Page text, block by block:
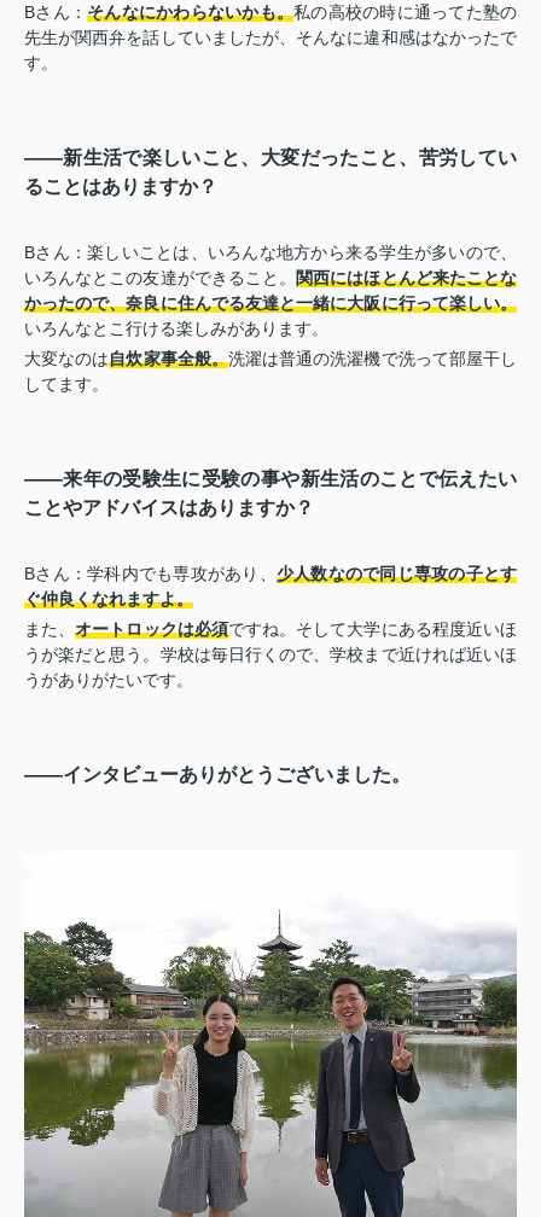
Bさん： そんなにかわらないかも。私の高校の時に通ってた塾の
先生が関西弁を話していましたが、そんなに違和感はなかったで
す。
――新生活で楽しいこと、大変だったこと、苦労してい
ることはありますか？
Bさん：楽しいことは、いろんな地方から来る学生が多いので、
いろんなとこの友達ができること。関西にはほとんど来たことな
かったので、奈良に住んでる友達と一緒に大阪に行って楽しい。
いろんなとこ行ける楽しみがあります。
大変なのは自炊家事全般。洗濯は普通の洗濯機で洗って部屋干し
してます。
――来年の受験生に受験の事や新生活のことで伝えたい
ことやアドバイスはありますか？
Bさん：学科内でも専攻があり、 少人数なので同じ専攻の子とす
ぐ仲良くなれますよ。
また、オートロックは必須ですね。そして大学にある程度近いほ
うが楽だと思う。学校は毎日行くので、学校まで近ければ近いほ
うがありがたいです。
――インタビューありがとうございました。